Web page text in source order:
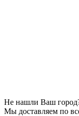
Не нашли Ваш
Мы доставляем по